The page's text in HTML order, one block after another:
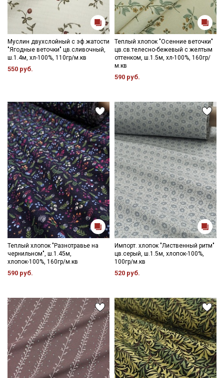
Муслин двухслойный с эф.жатости
"Ягодные веточки" цв.сливочный,
ш.1.4м, хл-100%, 110гр/м.кв
550 руб.
Теплый хлопок "Осенние веточки"
цв.св.телесно-бежевый с желтым
оттенком, ш.1.5м, хл-100%, 160гр/
м.кв
590 руб.
Теплый хлопок "Разнотравье на
чернильном", ш.1.45м,
хлопок-100%, 160гр/м.кв
590 руб.
Импорт. хлопок "Лиственный ритм"
цв.серый, ш.1.5м, хлопок-100%,
100гр/м.кв
520 руб.